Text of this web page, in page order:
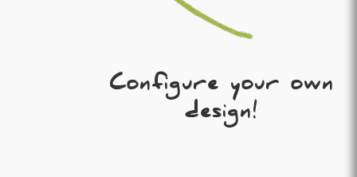
Configure your own
design!